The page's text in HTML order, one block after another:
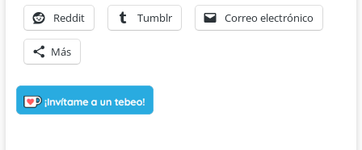
Reddit Tumblr Correo electrónico
Más